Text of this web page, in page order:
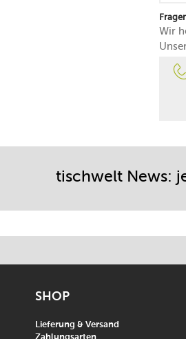
Wir
tischwelt News:
SHOP
Lieferung & Versand